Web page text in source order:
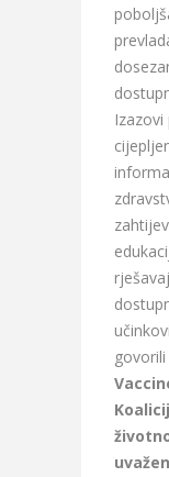
govorili